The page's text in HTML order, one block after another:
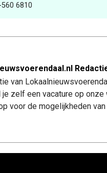
6810
van
je zelf een vacature op
voor de mogelijkheden van